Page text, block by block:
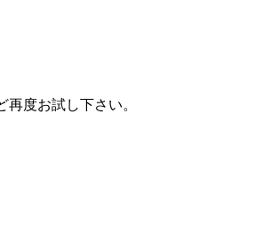
度お試し下さい。